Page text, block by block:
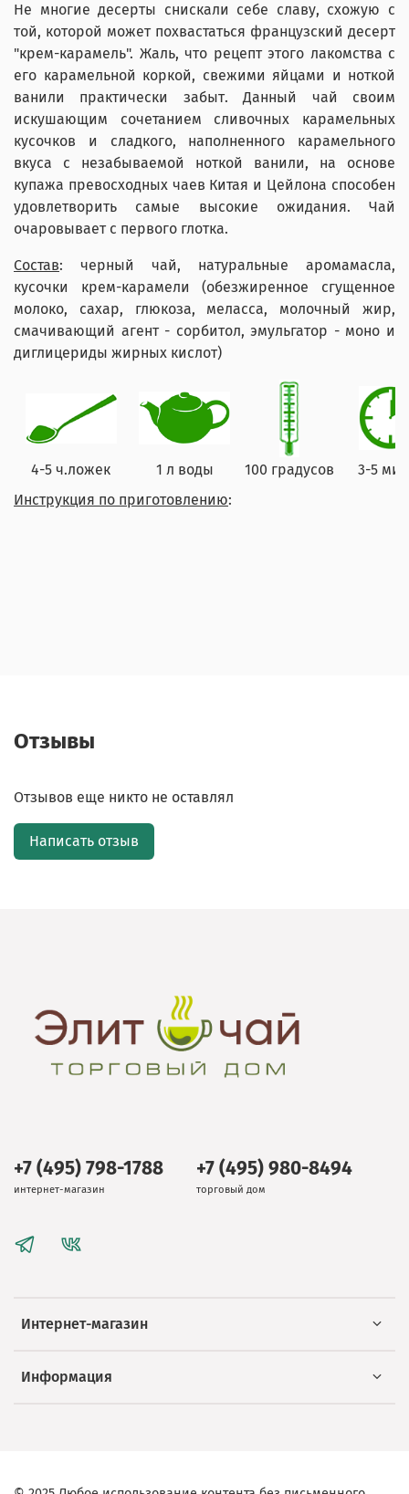
Не многие десерты снискали себе славу, схожую с
той, которой может похвастаться французский десерт
"крем-карамель". Жаль, что рецепт этого лакомства с
его карамельной коркой, свежими яйцами и ноткой
ванили практически забыт. Данный чай своим
искушающим сочетанием сливочных карамельных
кусочков и сладкого, наполненного карамельного
вкуса с незабываемой ноткой ванили, на основе
купажа превосходных чаев Китая и Цейлона способен
удовлетворить самые высокие ожидания. Чай
очаровывает с первого глотка.
Состав: черный чай, натуральные аромамасла,
кусочки крем-карамели (обезжиренное сгущенное
молоко, сахар, глюкоза, меласса, молочный жир,
смачивающий агент - сорбитол, эмульгатор - моно и
диглицериды жирных кислот)
Инструкция по приготовлению:
4-5 ч.ложек 1 л воды 100 градусов 3-5
Отзывы
Отзывов еще никто не оставлял
Написать отзыв
Интернет-магазин
Информация
+7 (495) 798-1788
интернет-магазин
+7 (495) 980-8494
торговый дом